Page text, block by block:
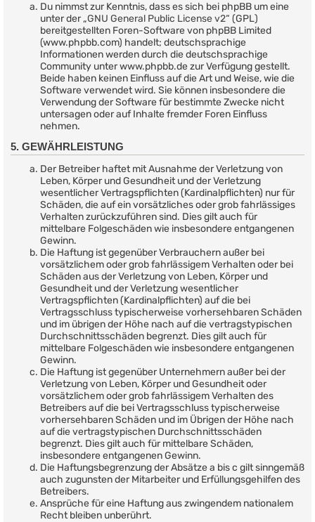
Du nimmst zur Kenntnis, dass es sich bei phpBB um eine
unter der „GNU General Public License v2“ (GPL)
bereitgestellten Foren-Software von phpBB Limited
(www.phpbb.com) handelt; deutschsprachige
Informationen werden durch die deutschsprachige
Community unter www.phpbb.de zur Verfügung gestellt.
Beide haben keinen Einfluss auf die Art und Weise, wie die
Software verwendet wird. Sie können insbesondere die
Verwendung der Software für bestimmte Zwecke nicht
untersagen oder auf Inhalte fremder Foren Einfluss
nehmen.
5. GEWÄHRLEISTUNG
Der Betreiber haftet mit Ausnahme der Verletzung von
Leben, Körper und Gesundheit und der Verletzung
wesentlicher Vertragspflichten (Kardinalpflichten) nur für
Schäden, die auf ein vorsätzliches oder grob fahrlässiges
Verhalten zurückzuführen sind. Dies gilt auch für
mittelbare Folgeschäden wie insbesondere entgangenen
Gewinn.
Die Haftung ist gegenüber Verbrauchern außer bei
vorsätzlichem oder grob fahrlässigem Verhalten oder bei
Schäden aus der Verletzung von Leben, Körper und
Gesundheit und der Verletzung wesentlicher
Vertragspflichten (Kardinalpflichten) auf die bei
Vertragsschluss typischerweise vorhersehbaren Schäden
und im übrigen der Höhe nach auf die vertragstypischen
Durchschnittsschäden begrenzt. Dies gilt auch für
mittelbare Folgeschäden wie insbesondere entgangenen
Gewinn.
Die Haftung ist gegenüber Unternehmern außer bei der
Verletzung von Leben, Körper und Gesundheit oder
vorsätzlichem oder grob fahrlässigem Verhalten des
Betreibers auf die bei Vertragsschluss typischerweise
vorhersehbaren Schäden und im Übrigen der Höhe nach
auf die vertragstypischen Durchschnittsschäden
begrenzt. Dies gilt auch für mittelbare Schäden,
insbesondere entgangenen Gewinn.
Die Haftungsbegrenzung der Absätze a bis c gilt sinngemäß
auch zugunsten der Mitarbeiter und Erfüllungsgehilfen des
Betreibers.
Ansprüche für eine Haftung aus zwingendem nationalem
Recht bleiben unberührt.